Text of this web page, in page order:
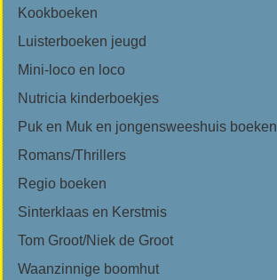
Kookboeken
Luisterboeken jeugd
Mini-loco en loco
Nutricia kinderboekjes
Puk en Muk en jongensweeshuis boeken
Romans/Thrillers
Regio boeken
Sinterklaas en Kerstmis
Tom Groot/Niek de Groot
Waanzinnige boomhut